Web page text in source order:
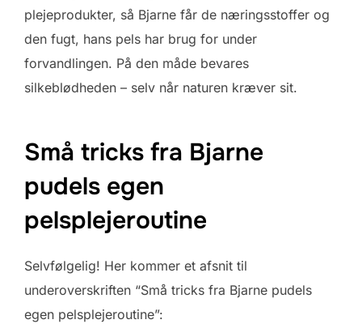
plejeprodukter, så Bjarne får de næringsstoffer og
den fugt, hans pels har brug for under
forvandlingen. På den måde bevares
silkeblødheden – selv når naturen kræver sit.
Små tricks fra Bjarne
pudels egen
pelsplejeroutine
Selvfølgelig! Her kommer et afsnit til
underoverskriften “Små tricks fra Bjarne pudels
egen pelsplejeroutine”: